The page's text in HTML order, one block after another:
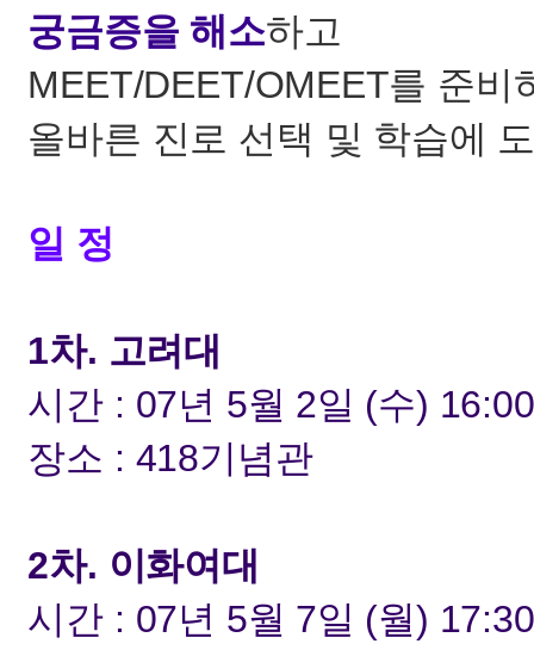
궁금증을 해소하고
MEET/DEET/OMEET를 준비
올바른 진로 선택 및 학습에
일 정
1차. 고려대
시간 : 07년 5월 2일 (수)
장소 : 418기념관
2차. 이화여대
시간 : 07년 5월 7일 (월)